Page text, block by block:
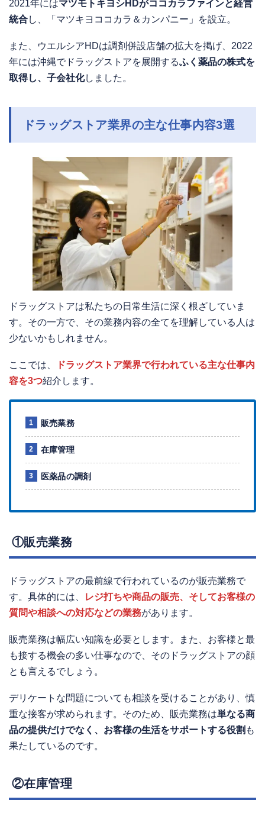
2021年にはマツモトキヨシHDがココカラファインと経営
統合し、「マツキヨココカラ＆カンパニー」を設立。
また、ウエルシアHDは調剤併設店舗の拡大を掲げ、2022
年には沖縄でドラッグストアを展開するふく薬品の株式を
取得し、子会社化しました。
ドラッグストア業界の主な仕事内容3選
ドラッグストアは私たちの日常生活に深く根ざしていま
す。その一方で、その業務内容の全てを理解している人は
少ないかもしれません。
ここでは、
ドラッグストア業界で行われている主な仕事内
容を3つ紹介します。
販売業務
在庫管理
医薬品の調剤
①販売業務
ドラッグストアの最前線で行われているのが販売業務で
す。具体的には、
レジ打ちや商品の販売、そしてお客様の
質問や相談への対応などの業務があります。
販売業務は幅広い知識を必要とします。また、お客様と最
も接する機会の多い仕事なので、そのドラッグストアの顔
とも言えるでしょう。
デリケートな問題についても相談を受けることがあり、慎
重な接客が求められます。そのため、販売業務は単なる商
品の提供だけでなく、お客様の生活をサポートする役割 も
果たしているのです。
②在庫管理